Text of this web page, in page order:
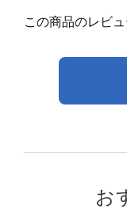
この商品のレビ
お